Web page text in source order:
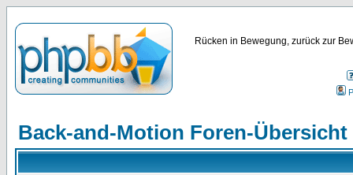
Rücken in Bewegung, zurück zur
Back-and-Motion Foren-Übersicht